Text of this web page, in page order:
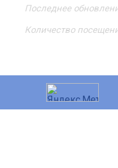
Последнее
Количество